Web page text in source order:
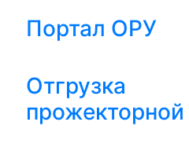
Портал ОРУ
Отгрузка